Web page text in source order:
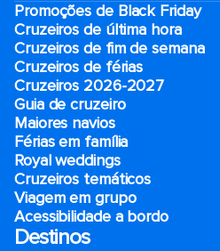
Promoções de Black Friday
Cruzeiros de última hora
Cruzeiros de fim de semana
Cruzeiros de férias
Cruzeiros 2026-2027
Guia de cruzeiro
Maiores navios
Férias em família
Royal weddings
Cruzeiros temáticos
Viagem em grupo
Acessibilidade a bordo
Destinos